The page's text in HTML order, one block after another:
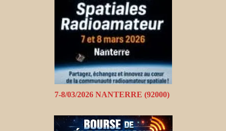
7-8/03/2026 NANTERRE (92000)